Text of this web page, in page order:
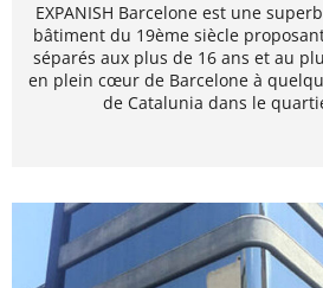
EXPANISH Barcelone est une
bâtiment du 19ème siècle
séparés aux plus de 16 ans et au
en plein cœur de Barcelone à
de Catalunia dans le